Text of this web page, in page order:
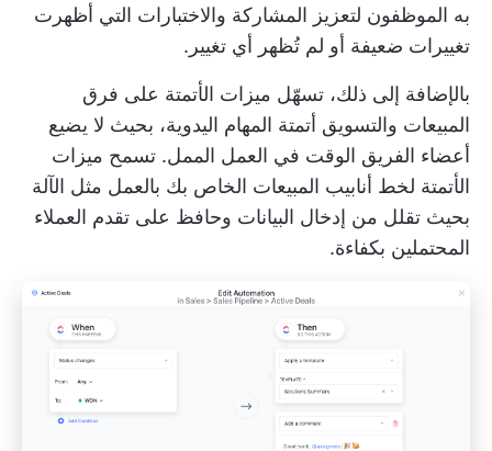
به الموظفون لتعزيز المشاركة والاختبارات التي أظهرت
تغييرات ضعيفة أو لم تُظهر أي تغيير.
بالإضافة إلى ذلك، تسهّل ميزات الأتمتة على فرق
المبيعات والتسويق أتمتة المهام اليدوية، بحيث لا يضيع
أعضاء الفريق الوقت في العمل الممل. تسمح ميزات
الأتمتة لخط أنابيب المبيعات الخاص بك بالعمل مثل الآلة
بحيث تقلل من إدخال البيانات وحافظ على تقدم العملاء
المحتملين بكفاءة.